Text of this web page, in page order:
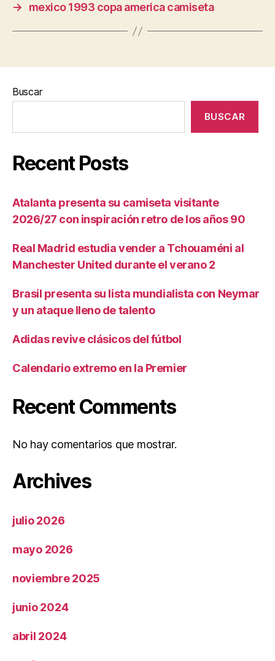
→
mexico 1993 copa america camiseta
Buscar
BUSCAR
Recent Posts
Atalanta presenta su camiseta visitante
2026/27 con inspiración retro de los años 90
Real Madrid estudia vender a Tchouaméni al
Manchester United durante el verano 2
Brasil presenta su lista mundialista con Neymar
y un ataque lleno de talento
Adidas revive clásicos del fútbol
Calendario extremo en la Premier
Recent Comments
No hay comentarios que mostrar.
Archives
julio 2026
mayo 2026
noviembre 2025
junio 2024
abril 2024